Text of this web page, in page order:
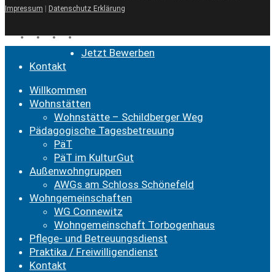
Impressum | Datenschutz Erklärung
facebookyoutubeinstagram
email
Close
Jetzt Bewerben
Kontakt
Willkommen
Wohnstätten
Wohnstätte – Schildberger Weg
Pädagogische Tagesbetreuung
PäT
PäT im KulturGut
Außenwohngruppen
AWGs am Schloss Schönefeld
Wohngemeinschaften
WG Connewitz
Wohngemeinschaft Torbogenhaus
Pflege- und Betreuungsdienst
Praktika / Freiwilligendienst
Kontakt